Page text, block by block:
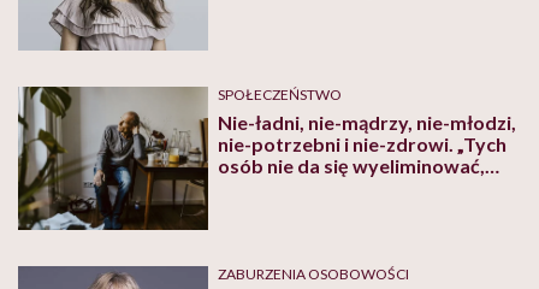
SPOŁECZEŃSTWO
Nie-ładni, nie-mądrzy, nie-młodzi,
nie-potrzebni i nie-zdrowi. „Tych
osób nie da się wyeliminować,
ZABURZENIA OSOBOWOŚCI